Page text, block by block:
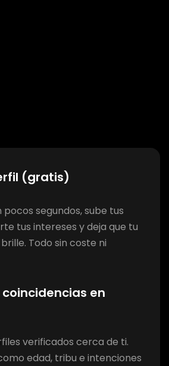
(gratis)
segundos, sube tus
tus intereses y deja que tu
Todo sin coste ni
en
verificados cerca de ti.
edad, tribu e intenciones